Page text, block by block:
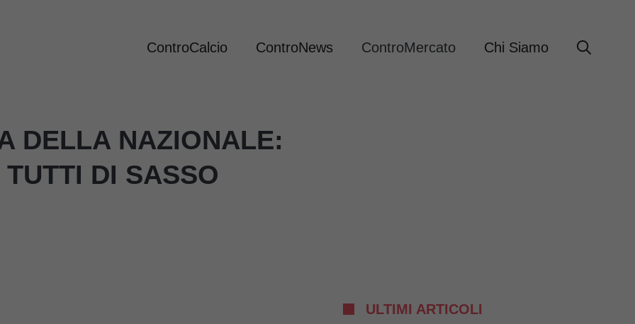
ControCalcio ControNews ControMercato Chi Siamo
DELLA NAZIONALE:
DI SASSO
ULTIMI ARTICOLI